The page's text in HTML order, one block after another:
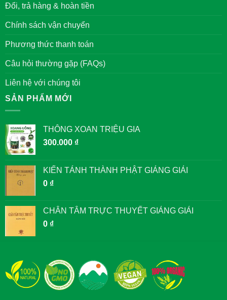
MIẾU
GIÁM
Đổi, trả hàng & hoàn tiền
Chính sách vận chuyển
Phương thức thanh toán
Câu hỏi thường gặp (FAQs)
Liên hệ với chúng tôi
SẢN PHẨM MỚI
THÔNG XOAN TRIỆU GIA
300.000 ₫
KIẾN TÁNH THÀNH PHẬT GIẢNG GIẢI
0 ₫
CHÂN TÂM TRỰC THUYẾT GIẢNG GIẢI
0 ₫